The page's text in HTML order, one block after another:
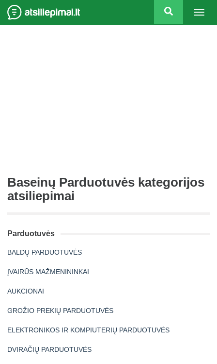
Baseinų Parduotuvės kategorijos
atsiliepimai
Parduotuvės
BALDŲ PARDUOTUVĖS
ĮVAIRŪS MAŽMENININKAI
AUKCIONAI
GROŽIO PREKIŲ PARDUOTUVĖS
ELEKTRONIKOS IR KOMPIUTERIŲ PARDUOTUVĖS
DVIRAČIŲ PARDUOTUVĖS